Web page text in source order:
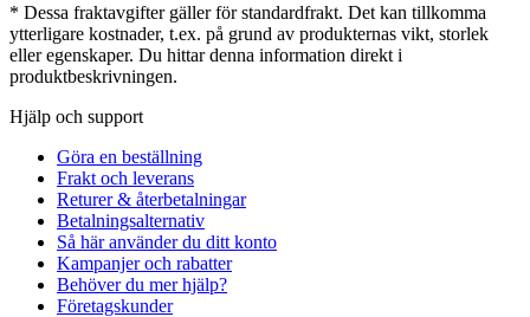
* Dessa fraktavgifter gäller för standardfrakt. Det kan tillkomma
ytterligare kostnader, t.ex. på grund av produkternas vikt, storlek
eller egenskaper. Du hittar denna information direkt i
produktbeskrivningen.
Hjälp och support
Göra en beställning
Frakt och leverans
Returer & återbetalningar
Betalningsalternativ
Så här använder du ditt konto
Kampanjer och rabatter
Behöver du mer hjälp?
Företagskunder